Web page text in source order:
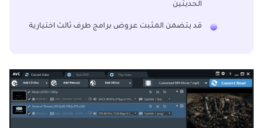
الحديثين
قد يتضمن المثبت عروض برامج طرف ثالث اختيارية